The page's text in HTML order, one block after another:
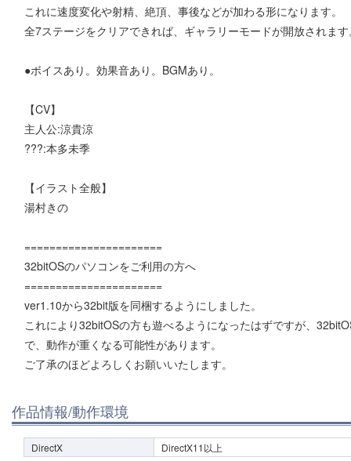
これに速度変化や射精、絶頂、事後などが加わる形になります。
全7ステージをクリアできれば、ギャラリーモードが開放されま
●ボイスあり。効果音あり。BGMあり。
【CV】
主人公:涼貴涼
???:本多未季
【イラスト全般】
湯村きの
======================
32bitOSのパソコンをご利用の方へ
======================
ver1.10から32bit版を同梱するようにしました。
これにより32bitOSの方も遊べるようになったはずですが、
で、動作が重くなる可能性があります。
ご了承のほどよろしくお願いいたします。
作品情報/動作環境
DirectX DirectX11以上